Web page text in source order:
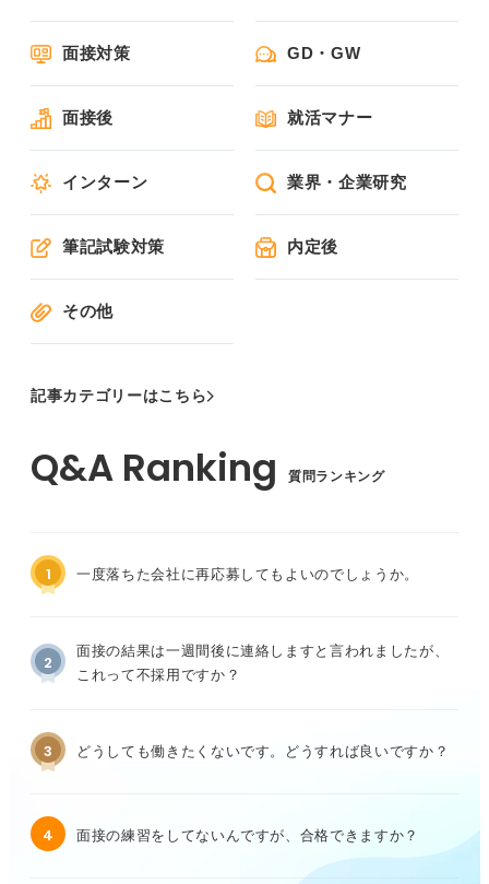
面接対策 GD・GW
面接後 就活マナー
インターン 業界・企業研究
筆記試験対策 内定後
その他
記事カテゴリーはこちら
質問ランキング
1 一度落ちた会社に再応募してもよいのでしょうか。
2
面接の結果は一週間後に連絡しますと言われましたが、
これって不採用ですか？
3 どうしても働きたくないです。どうすれば良いですか？
4 面接の練習をしてないんですが、合格できますか？